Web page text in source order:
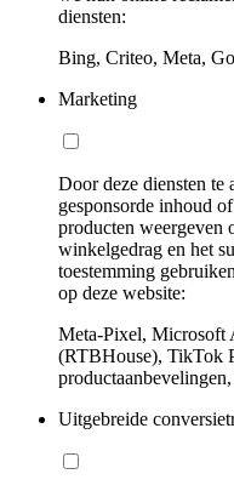
diensten:
Bing, Criteo, Meta,
Marketing
Door deze diensten te
gesponsorde inhoud
producten weergeven
winkelgedrag en het
toestemming
op deze website:
Meta-Pixel, Microsoft
(RTBHouse), TikTok
Uitgebreide